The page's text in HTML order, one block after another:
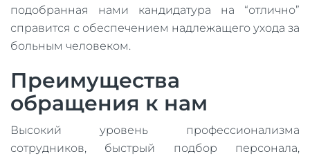
подобранная нами кандидатура на “отлично”
справится с обеспечением надлежащего ухода за
больным человеком.
Преимущества
обращения к нам
Высокий уровень профессионализма
сотрудников, быстрый подбор персонала,